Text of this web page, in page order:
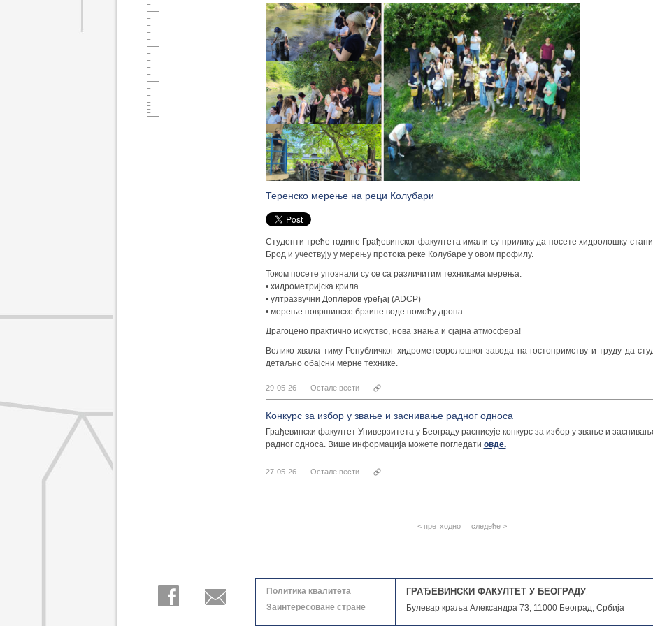
потребно да представе своју идеју или пројекат који желе да
кроз програм, са фокусом на иницијативе које имају позитиван
заједници.
Како се пријавити за стипендију?
Пријава укључује и припрему презентације пројекта у ПДФ
пет до шест слајдова, у којима кандидати:
представљају своју идеју,
проблем који желе да реше,
начин реализације,
начин праћења успеха пројекта.
Циљ пријавног процеса није само представљање идеје, већ и
Током програма стипендисти ће имати прилику да кроз
упознају различите каријерне путеве и стекну искуства и
могу допринети њиховом даљем развоју.
Програм „Верујемо у тебе“ настао је из идеје да књига
средстава од продатих књига од самог почетка усмеравају се у
стипендирање младих талената. На тај начин, куповином књиге
Теренско мерење на реци Колубари
Студенти треће године Грађевинског факултета имали су прилику да посете хидролошку
Брод и учествују у мерењу протока реке Колубаре у овом профилу.
Током посете упознали су се са различитим техникама мерења:
• хидрометријска крила
• ултразвучни Доплеров уређај (ADCP)
• мерење површинске брзине воде помоћу дрона
Драгоцено практично искуство, нова знања и сјајна атмосфера!
Велико хвала тиму Републичког хидрометеоролошког завода на гостопримству и труду да
детаљно обајсни мерне технике.
29-05-26 Остале вести
Конкурс за избор у звање и заснивање радног односа
Грађевински факултет Универзитета у Београду расписује конкурс за избор у звање и
радног односа. Више информација можете погледати овде.
27-05-26 Остале вести
< претходно следеће >
Политика квалитета
Заинтересоване стране
ГРАЂЕВИНСКИ ФАКУЛТЕТ У БЕОГРАДУ
Булевар краља Александра 73, 11000 Београд, Србија